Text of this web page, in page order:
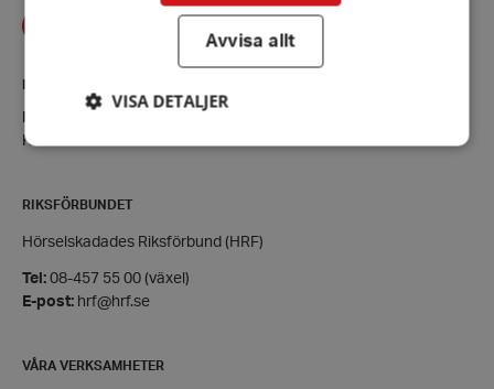
Kontaktsida
RIKSFÖRBUNDET
Hörselskadades Riksförbund (HRF)
Tel: 08-457 55 00 (växel)
E-post: hrf@hrf.se
VÅRA VERKSAMHETER
Avvisa allt
VISA DETALJER
kärnwebbplatsfunktioner som användarinloggning
och kontohantering. Webbplatsen kan inte
Namn